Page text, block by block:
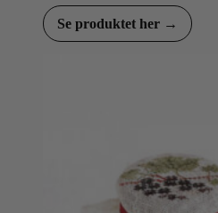
Se produktet her →